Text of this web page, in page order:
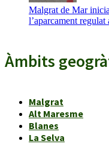
Malgrat de Mar
l’aparcament
Àmbits
Malgrat
Alt Maresme
Blanes
La Selva